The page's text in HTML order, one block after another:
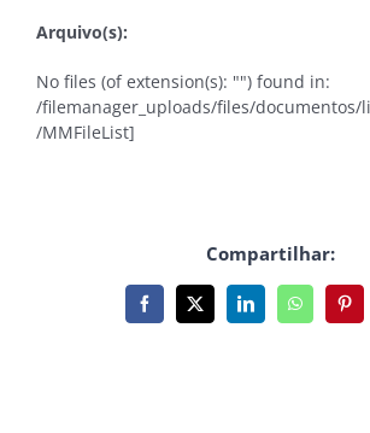
Arquivo(s):
No files (of extension(s): "") found in:
/filemanager_uploads/files/documentos/
/MMFileList]
Compartilhar:
Facebook
X LinkedInWhatsApp